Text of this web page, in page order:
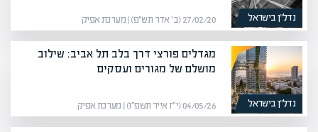
נדל”ן בישראל 27/02/20 (ב׳ אדר תש״פ) | מערכת אפיק
נדל”ן בישראל
מגדלים פורצי דרך בלב תל אביב: שילוב
מושלם של מגורים ועסקים
04/05/26 (י״ז אייר תשפ״ו) | מערכת אפיק